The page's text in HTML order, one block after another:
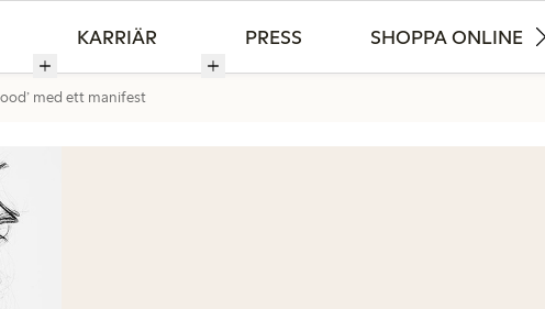
KARRIÄR PRESS SHOPPA ONLINE
med ett manifest